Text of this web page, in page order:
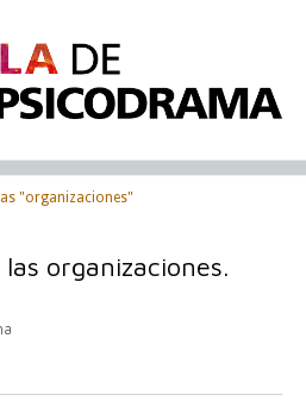
"organizaciones"
organizaciones.